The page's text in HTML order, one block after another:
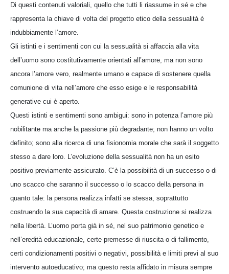
Di questi contenuti valoriali, quello che tutti li riassume in sé e che
rappresenta la chiave di volta del progetto etico della sessualità è
indubbiamente l’amore.
Gli istinti e i sentimenti con cui la sessualità si affaccia alla vita
dell’uomo sono costitutivamente orientati all’amore, ma non sono
ancora l’amore vero, realmente umano e capace di sostenere quella
comunione di vita nell’amore che esso esige e le responsabilità
generative cui è aperto.
Questi istinti e sentimenti sono ambigui: sono in potenza l’amore più
nobilitante ma anche la passione più degradante; non hanno un volto
definito; sono alla ricerca di una fisionomia morale che sarà il soggetto
stesso a dare loro. L’evoluzione della sessualità non ha un esito
positivo previamente assicurato. C’è la possibilità di un successo o di
uno scacco che saranno il successo o lo scacco della persona in
quanto tale: la persona realizza infatti se stessa, soprattutto
costruendo la sua capacità di amare. Questa costruzione si realizza
nella libertà. L’uomo porta già in sé, nel suo patrimonio genetico e
nell’eredità educazionale, certe premesse di riuscita o di fallimento,
certi condizionamenti positivi o negativi, possibilità e limiti previ al suo
intervento autoeducativo; ma questo resta affidato in misura sempre